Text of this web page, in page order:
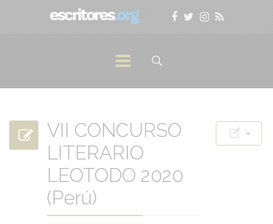
VII CONCURSO
LITERARIO
LEOTODO 2020
(Perú)